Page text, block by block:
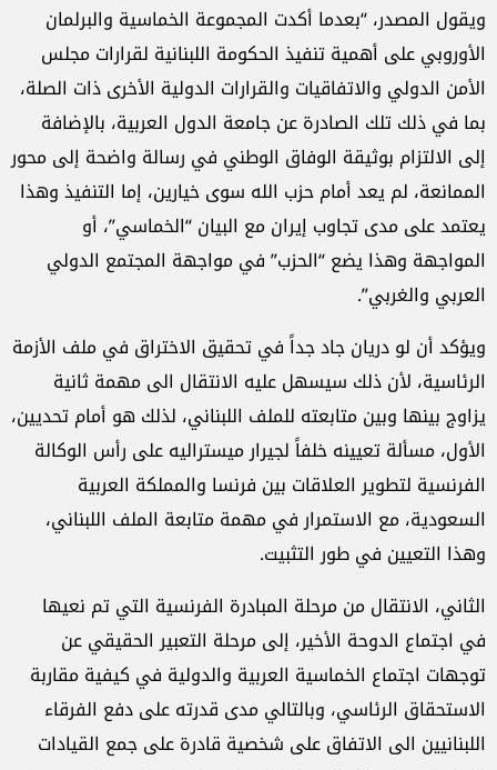
ويقول المصدر، “بعدما أكدت المجموعة الخماسية والبرلمان
الأوروبي على أهمية تنفيذ الحكومة اللبنانية لقرارات مجلس
الأمن الدولي والاتفاقيات والقرارات الدولية الأخرى ذات الصلة،
بما في ذلك تلك الصادرة عن جامعة الدول العربية، بالإضافة
إلى الالتزام بوثيقة الوفاق الوطني في رسالة واضحة إلى محور
الممانعة، لم يعد أمام حزب الله سوى خيارين، إما التنفيذ وهذا
يعتمد على مدى تجاوب إيران مع البيان “الخماسي”، أو
المواجهة وهذا يضع “الحزب” في مواجهة المجتمع الدولي
العربي والغربي”.
ويؤكد أن لو دريان جاد جداً في تحقيق الاختراق في ملف الأزمة
الرئاسية، لأن ذلك سيسهل عليه الانتقال الى مهمة ثانية
يزاوج بينها وبين متابعته للملف اللبناني، لذلك هو أمام تحديين،
الأول، مسألة تعيينه خلفاً لجيرار ميستراليه على رأس الوكالة
الفرنسية لتطوير العلاقات بين فرنسا والمملكة العربية
السعودية، مع الاستمرار في مهمة متابعة الملف اللبناني،
وهذا التعيين في طور التثبيت.
الثاني، الانتقال من مرحلة المبادرة الفرنسية التي تم نعيها
في اجتماع الدوحة الأخير، إلى مرحلة التعبير الحقيقي عن
توجهات اجتماع الخماسية العربية والدولية في كيفية مقاربة
الاستحقاق الرئاسي، وبالتالي مدى قدرته على دفع الفرقاء
اللبنانيين الى الاتفاق على شخصية قادرة على جمع القيادات